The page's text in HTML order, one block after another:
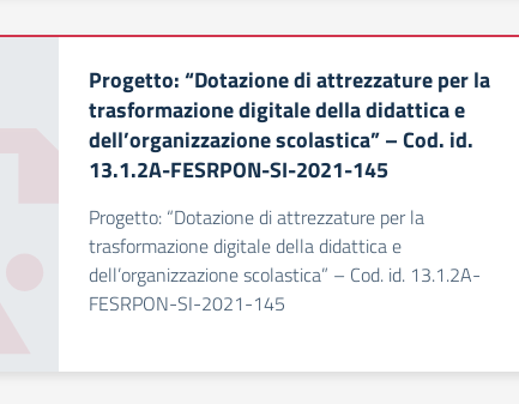
Progetto: “Dotazione di attrezzature per la
trasformazione digitale della didattica e
dell’organizzazione scolastica” – Cod. id.
13.1.2A-FESRPON-SI-2021-145
Progetto: “Dotazione di attrezzature per la
trasformazione digitale della didattica e
dell’organizzazione scolastica” – Cod. id. 13.1.2A-
FESRPON-SI-2021-145